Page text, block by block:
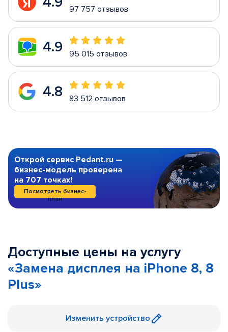
97 757 отзывов
4.9 95 015 отзывов
4.8 83 512 отзывов
Открой сервис Pedant.ru —
бизнес-модель проверена
на 707 точках!
Посмотреть бизнес-
план
Доступные цены на услугу
«Замена дисплея на iPhone 8, 8
Plus»
Изменить устройство